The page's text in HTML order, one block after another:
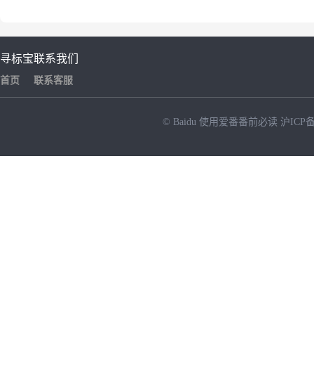
寻标宝
首页
联系我们
联系客服
© Baidu 使用爱番番前必读 沪ICP